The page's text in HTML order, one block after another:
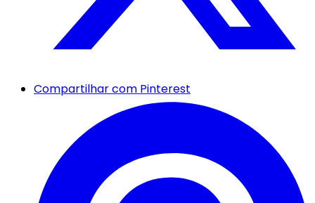
Compartilhar com Pinterest